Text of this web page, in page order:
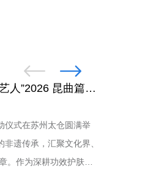
守护匠心 传承昆曲：苏州协和药业×人民网人民红“守护匠心手艺人”2026 昆曲篇正式启动
仪式在苏州太仓圆满举
遗传承，汇聚文化界、
。作为深耕功效护肤三